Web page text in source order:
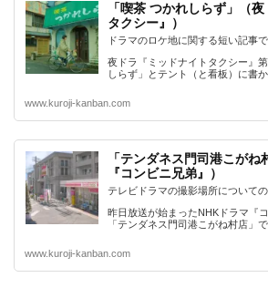
「喫茶 つかれしらず」（
タクシー』）
ドラマのロケ地に関する短い記事で
夜ドラ『ミッドナイトタクシー』
しらず」とテント（と看板）に書
www.kuroji-kanban.com
「テンダネス門司港こが
『コンビニ兄弟』）
テレビドラマの撮影場所についての
昨日放送が始まったNHKドラマ『
「テンダネス門司港こがね村店」
www.kuroji-kanban.com